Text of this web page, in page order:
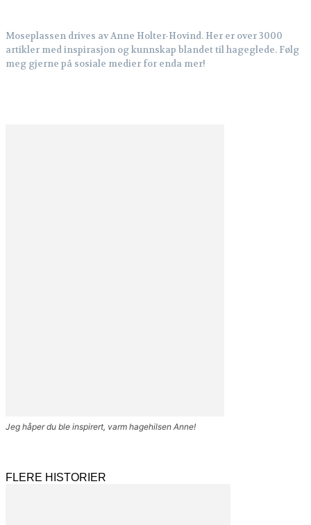
Moseplassen drives av Anne Holter-Hovind. Her er over 3000
artikler med inspirasjon og kunnskap blandet til hageglede. Følg
meg gjerne på sosiale medier for enda mer!
Jeg håper du ble inspirert, varm hagehilsen Anne!
FLERE HISTORIER